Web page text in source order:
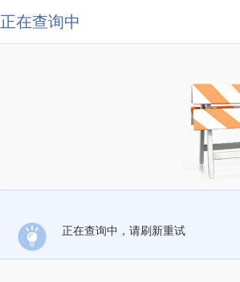
正在查询中
正在查询中，请刷新重试